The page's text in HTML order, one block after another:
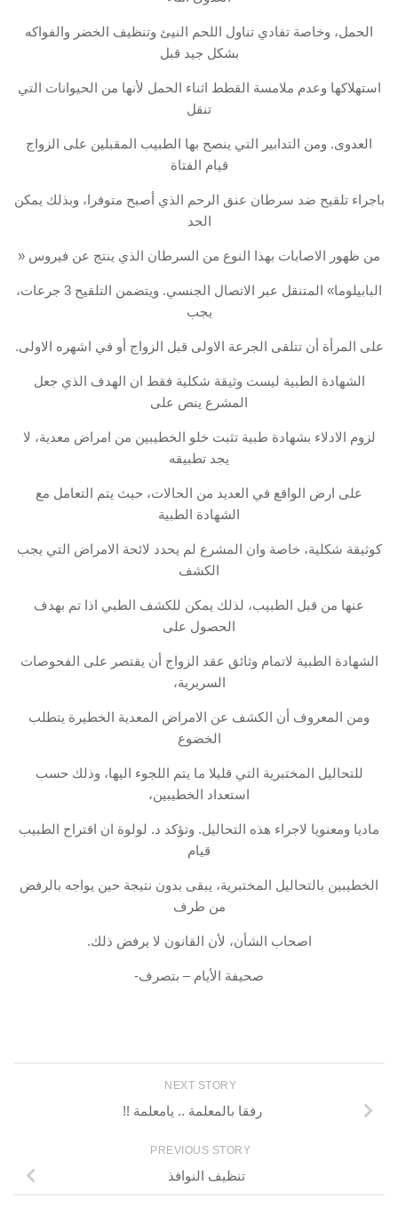
الحمل، وخاصة تفادي تناول اللحم النيئ وتنظيف الخضر والفواكه
بشكل جيد قبل
استهلاكها وعدم ملامسة القطط اثناء الحمل لأنها من الحيوانات التي
تنقل
العدوى. ومن التدابير التي ينصح بها الطبيب المقبلين على الزواج
قيام الفتاة
باجراء تلقيح ضد سرطان عنق الرحم الذي أصبح متوفرا، وبذلك يمكن
الحد
من ظهور الاصابات بهذا النوع من السرطان الذي ينتج عن فيروس «
البابيلوما» المتنقل عبر الاتصال الجنسي. ويتضمن التلقيح 3 جرعات،
يجب
على المرأة أن تتلقى الجرعة الاولى قبل الزواج أو في اشهره الاولى.
الشهادة الطبية ليست وثيقة شكلية فقط ان الهدف الذي جعل
المشرع ينص على
لزوم الادلاء بشهادة طبية تثبت خلو الخطيبين من امراض معدية، لا
يجد تطبيقه
على ارض الواقع في العديد من الحالات، حيث يتم التعامل مع
الشهادة الطبية
كوثيقة شكلية، خاصة وان المشرع لم يحدد لائحة الامراض التي يجب
الكشف
عنها من قبل الطبيب، لذلك يمكن للكشف الطبي اذا تم بهدف
الحصول على
الشهادة الطبية لاتمام وثائق عقد الزواج أن يقتصر على الفحوصات
السريرية،
ومن المعروف أن الكشف عن الامراض المعدية الخطيرة يتطلب
الخضوع
للتحاليل المختبرية التي قليلا ما يتم اللجوء اليها، وذلك حسب
استعداد الخطيبين،
ماديا ومعنويا لاجراء هذه التحاليل. وتؤكد د. لولوة ان اقتراح الطبيب
قيام
الخطيبين بالتحاليل المختبرية، يبقى بدون نتيجة حين يواجه بالرفض
من طرف
اصحاب الشأن، لأن القانون لا يرفض ذلك.
صحيفة الأيام – بتصرف-
NEXT STORY
رفقا بالمعلمة .. يامعلمة !!
PREVIOUS STORY
تنظيف النوافذ